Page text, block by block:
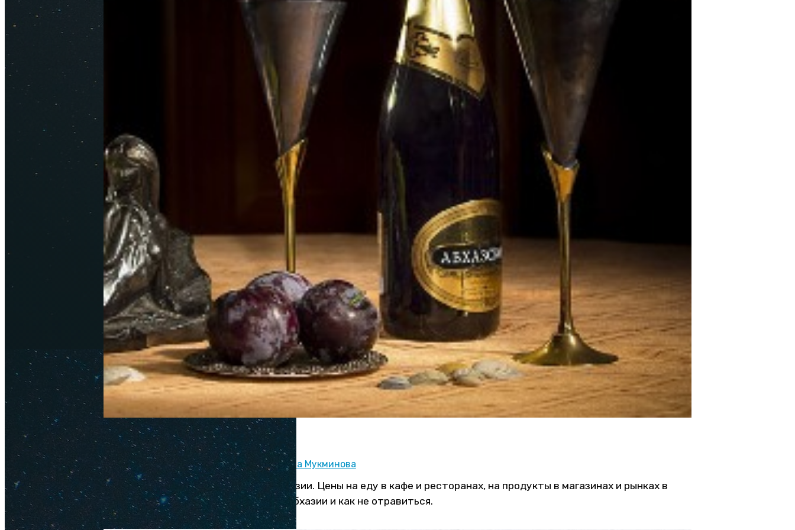
Цены на еду в Абхазии
Автор: Рената Мукминова
Обновлено: 23 июня 2026
Узнайте, сколько стоит поесть в Абхазии. Цены на еду в кафе и ресторанах, на продукты в магазинах и рынках в
2026 году. Советую, где питаться в Абхазии и как не отравиться.